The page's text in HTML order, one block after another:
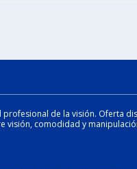
de la visión. Oferta
comodidad y